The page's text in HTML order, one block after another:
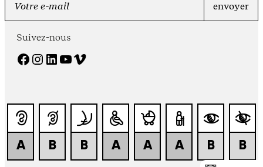
Suivez-nous
Facebook Instagram LinkedIn YouTube Vimeo